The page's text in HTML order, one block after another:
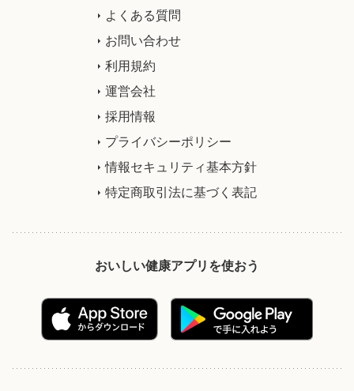
よくある質問
お問い合わせ
利用規約
運営会社
採用情報
プライバシーポリシー
情報セキュリティ基本方針
特定商取引法に基づく表記
おいしい健康アプリを使おう